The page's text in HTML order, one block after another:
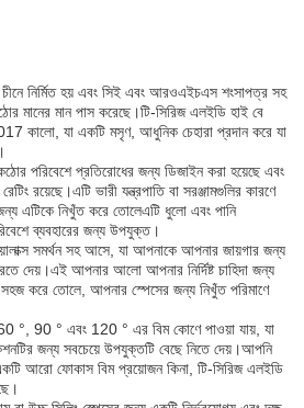
চীনে নির্মিত হয় এবং সিই এবং আরওএইচএস শংসাপত্র সহ
মানের মান পাস করেছে।টি-সিরিজ এলইডি হাই বে
কালো, যা একটি মসৃণ, আধুনিক চেহারা প্রদান করে যা
পরিবেশে প্রতিরোধের জন্য ডিজাইন করা হয়েছে এবং
রয়েছে।এটি ভারী যন্ত্রপাতি বা সরঞ্জামগুলির কারণে
এটিকে নিখুঁত করে তোলেএটি ধুলো এবং পানি
ব্যবহারের জন্য উপযুক্ত।
সমর্থন সহ আসে, যা আপনাকে আপনার জায়গার জন্য
দেয়।এই আপনার আলো আপনার নির্দিষ্ট চাহিদা জন্য
সহজ করে তোলে, আপনার স্পেসের জন্য নিখুঁত পরিমাণে
60 °, 90 ° এবং 120 ° এর বিম কোণে পাওয়া যায়, যা
জন্য সবচেয়ে উপযুক্তটি বেছে নিতে দেয়।আপনি
আরো ফোকাস বিম প্রয়োজন কিনা, টি-সিরিজ এলইডি